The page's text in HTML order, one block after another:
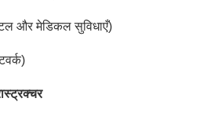
और मेडिकल सुविधाएँ)